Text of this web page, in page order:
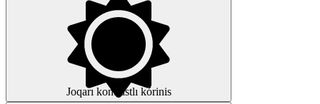
Joqarı kontrastlı kórinis